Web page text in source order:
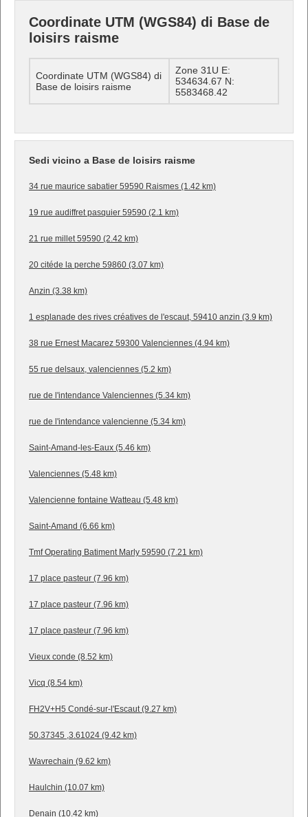
Coordinate UTM (WGS84) di Base de
loisirs raisme
Coordinate UTM (WGS84) di
Base de loisirs raisme
Zone 31U E:
534634.67 N:
5583468.42
Sedi vicino a Base de loisirs raisme
34 rue maurice sabatier 59590 Raismes (1.42 km)
19 rue audiffret pasquier 59590 (2.1 km)
21 rue millet 59590 (2.42 km)
20 citéde la perche 59860 (3.07 km)
Anzin (3.38 km)
1 esplanade des rives créatives de l'escaut, 59410 anzin (3.9 km)
38 rue Ernest Macarez 59300 Valenciennes (4.94 km)
55 rue delsaux, valenciennes (5.2 km)
rue de l'intendance Valenciennes (5.34 km)
rue de l'intendance valencienne (5.34 km)
Saint-Amand-les-Eaux (5.46 km)
Valenciennes (5.48 km)
Valencienne fontaine Watteau (5.48 km)
Saint-Amand (6.66 km)
Tmf Operating Batiment Marly 59590 (7.21 km)
17 place pasteur (7.96 km)
17 place pasteur (7.96 km)
17 place pasteur (7.96 km)
Vieux conde (8.52 km)
Vicq (8.54 km)
FH2V+H5 Condé-sur-l'Escaut (9.27 km)
50.37345 ,3.61024 (9.42 km)
Wavrechain (9.62 km)
Haulchin (10.07 km)
Denain (10.42 km)